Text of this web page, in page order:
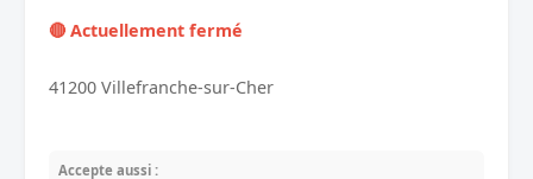
🔴 Actuellement fermé
41200 Villefranche-sur-Cher
Accepte aussi :